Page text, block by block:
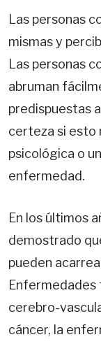
Las personas
mismas y
Las personas
abruman
predispuestas
certeza si esto
psicológica o
enfermedad.
En los últimos
demostrado
pueden
cerebro-
cáncer, la